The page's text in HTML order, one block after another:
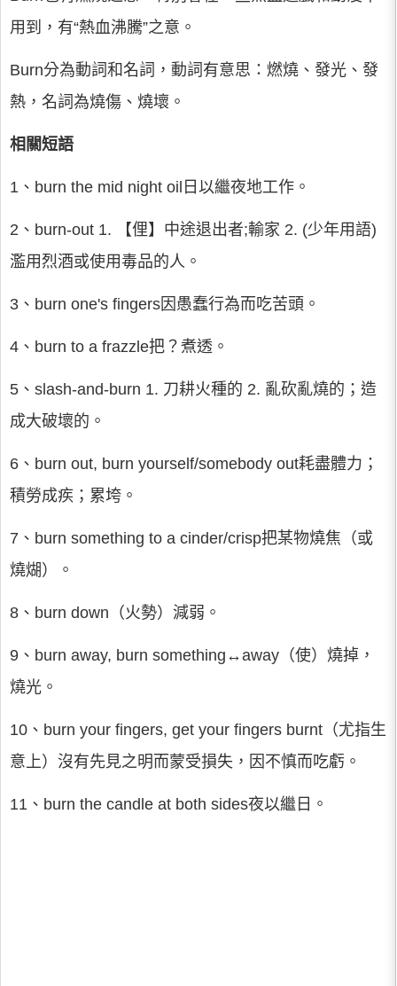
用到，有“熱血沸騰”之意。
Burn分為動詞和名詞，動詞有意思：燃燒、發光、發
熱，名詞為燒傷、燒壞。
相關短語
1、burn the mid night oil日以繼夜地工作。
2、burn-out 1. 【俚】中途退出者;輸家 2. (少年用語)
濫用烈酒或使用毒品的人。
3、burn one's fingers因愚蠢行為而吃苦頭。
4、burn to a frazzle把？煮透。
5、slash-and-burn 1. 刀耕火種的 2. 亂砍亂燒的；造
成大破壞的。
6、burn out, burn yourself/somebody out耗盡體力；
積勞成疾；累垮。
7、burn something to a cinder/crisp把某物燒焦（或
燒煳）。
8、burn down（火勢）減弱。
9、burn away, burn something↔away（使）燒掉，
燒光。
10、burn your fingers, get your fingers burnt（尤指生
意上）沒有先見之明而蒙受損失，因不慎而吃虧。
11、burn the candle at both sides夜以繼日。